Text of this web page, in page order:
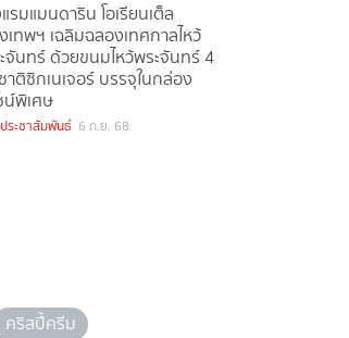
แรมแมนดาริน โอเรียนเต็ล
เทพฯ เฉลิมฉลองเทศกาลไหว้
จันทร์ ด้วยขนมไหว้พระจันทร์ 4
าติซิกเนเจอร์ บรรจุในกล่อง
น์พิเศษ
ระชาสัมพันธ์ 6 ก.ย. 68
คริสปี้ครีม